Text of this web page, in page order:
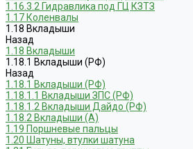
1.16.3.2 Гидравлика под ГЦ КЗТЗ
1.17 Коленвалы
1.18 Вкладыши
Назад
1.18 Вкладыши
1.18.1 Вкладыши (РФ)
Назад
1.18.1 Вкладыши (РФ)
1.18.1.1 Вкладыши ЗПС (РФ)
1.18.1.2 Вкладыши Дайдо (РФ)
1.18.2 Вкладыши (А)
1.19 Поршневые пальцы
1.20 Шатуны, втулки шатуна